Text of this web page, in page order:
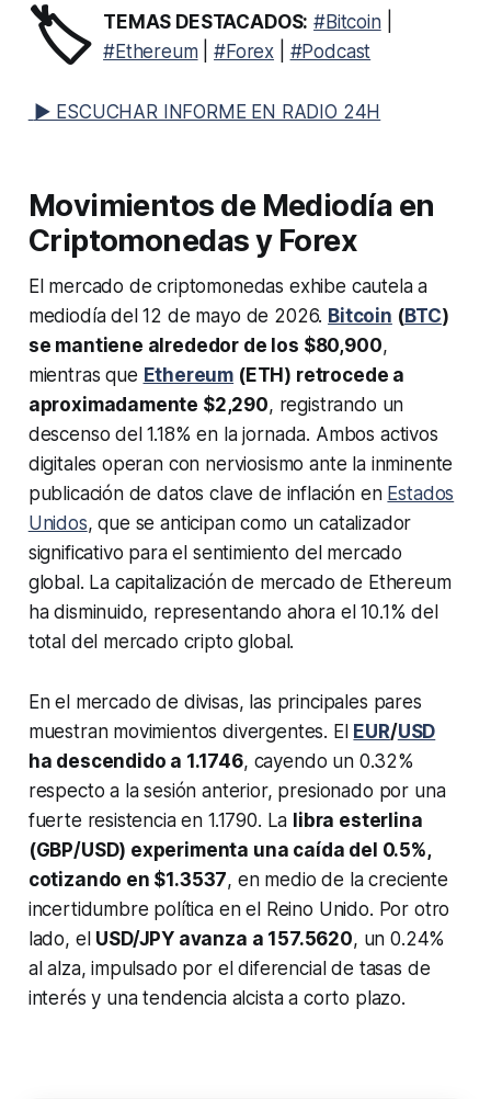
🏷️ TEMAS DESTACADOS: #Bitcoin|
#Ethereum|#Forex #Podcast
▶ ESCUCHAR INFORME EN RADIO 24H
Movimientos de Mediodía en
Criptomonedas y Forex
El mercado de criptomonedas exhibe cautela a
mediodía del 12 de mayo de 2026. Bitcoin (BTC)
se mantiene alrededor de los $80,900,
mientras que Ethereum (ETH) retrocede a
aproximadamente $2,290, registrando un
descenso del 1.18% en la jornada. Ambos activos
digitales operan con nerviosismo ante la inminente
publicación de datos clave de inflación en Estados
Unidos, que se anticipan como un catalizador
significativo para el sentimiento del mercado
global. La capitalización de mercado de Ethereum
ha disminuido, representando ahora el 10.1% del
total del mercado cripto global.
En el mercado de divisas, las principales pares
muestran movimientos divergentes. El EUR/USD
ha descendido a 1.1746, cayendo un 0.32%
respecto a la sesión anterior, presionado por una
fuerte resistencia en 1.1790. La libra esterlina
(GBP/USD) experimenta una caída del 0.5%,
cotizando en $1.3537, en medio de la creciente
incertidumbre política en el Reino Unido. Por otro
lado, el USD/JPY avanza a 157.5620, un 0.24%
al alza, impulsado por el diferencial de tasas de
interés y una tendencia alcista a corto plazo.